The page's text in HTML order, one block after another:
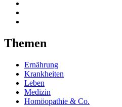
Themen
Ernährung
Krankheiten
Leben
Medizin
Homöopathie & Co.